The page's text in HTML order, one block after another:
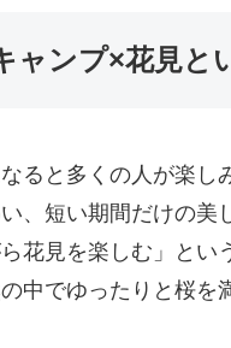
ャンプ×花見と
ると多くの人が楽し
、短い期間だけの美
花見を楽しむ」とい
中でゆったりと桜を